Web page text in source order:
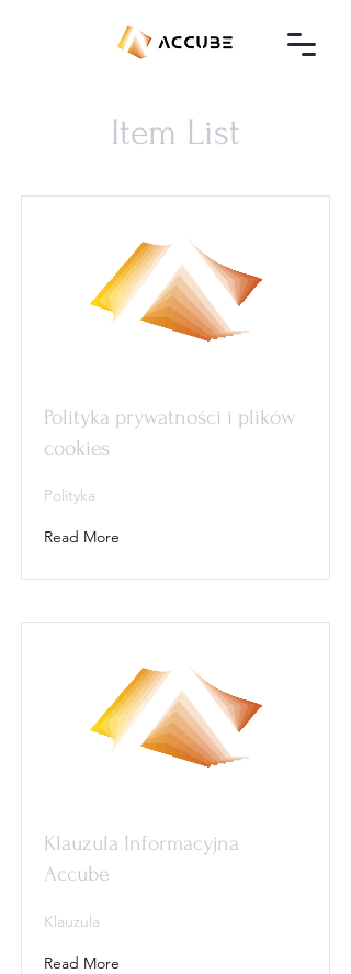
Item List
Polityka prywatności i plików
cookies
Polityka
Read More
Klauzula Informacyjna
Accube
Klauzula
Read More